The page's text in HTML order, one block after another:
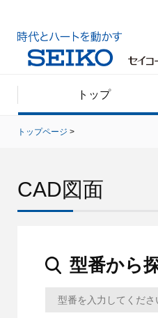
トップ
トップページ
CAD図面
型番から